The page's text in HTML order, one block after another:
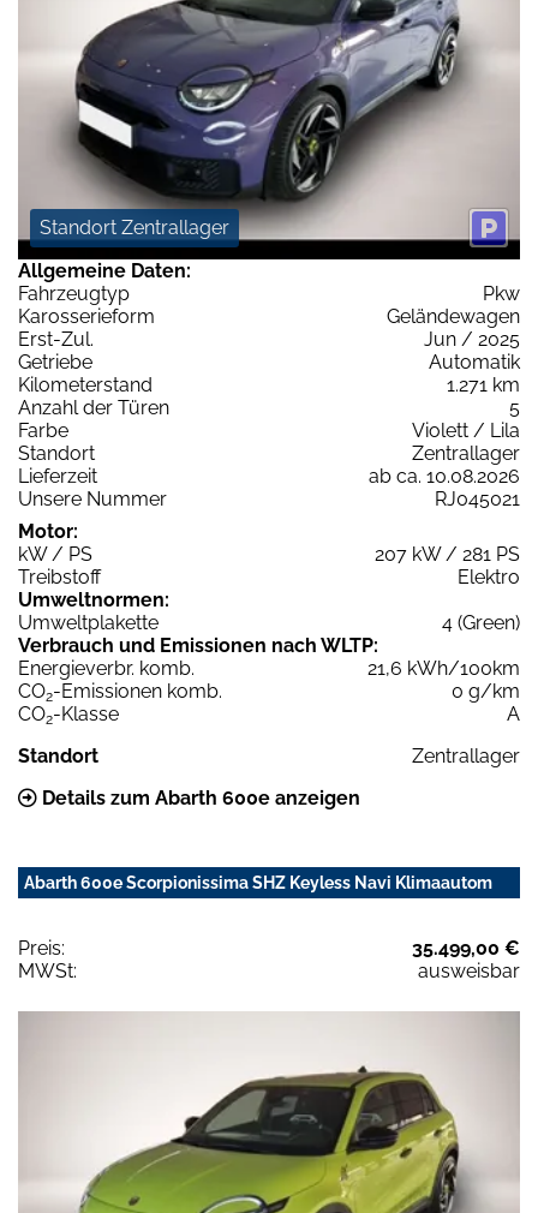
Standort Zentrallager
Allgemeine Daten:
Fahrzeugtyp
Pkw
Karosserieform
Geländewagen
Erst-Zul.
Jun / 2025
Getriebe
Automatik
Kilometerstand
1.271 km
Anzahl der Türen
5
Farbe
Violett / Lila
Standort
Zentrallager
Lieferzeit
ab ca. 10.08.2026
Unsere Nummer
RJ045021
Motor:
kW / PS
207 kW / 281 PS
Treibstoff
Elektro
Umweltnormen:
Umweltplakette
4 (Green)
Verbrauch und Emissionen nach WLTP:
Energieverbr. komb.
21,6 kWh/100km
CO2-Emissionen komb.
0 g/km
CO2-Klasse
A
Standort
Zentrallager
Details zum Abarth 600e anzeigen
Abarth 600e Scorpionissima SHZ Keyless Navi Klimaautom
Preis:
35.499,00 €
MWSt:
ausweisbar